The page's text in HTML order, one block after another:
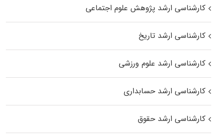
کارشناسی ارشد پژوهش علوم اجتماعی
کارشناسی ارشد تاریخ
کارشناسی ارشد علوم ورزشی
کارشناسی ارشد حسابداری
کارشناسی ارشد حقوق